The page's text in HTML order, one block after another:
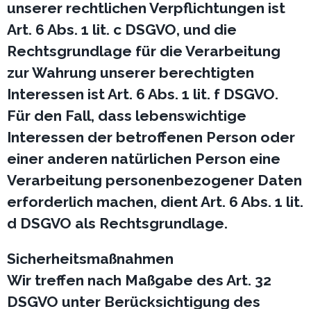
unserer rechtlichen Verpflichtungen ist
Art. 6 Abs. 1 lit. c DSGVO, und die
Rechtsgrundlage für die Verarbeitung
zur Wahrung unserer berechtigten
Interessen ist Art. 6 Abs. 1 lit. f DSGVO.
Für den Fall, dass lebenswichtige
Interessen der betroffenen Person oder
einer anderen natürlichen Person eine
Verarbeitung personenbezogener Daten
erforderlich machen, dient Art. 6 Abs. 1 lit.
d DSGVO als Rechtsgrundlage.
Sicherheitsmaßnahmen
Wir treffen nach Maßgabe des Art. 32
DSGVO unter Berücksichtigung des